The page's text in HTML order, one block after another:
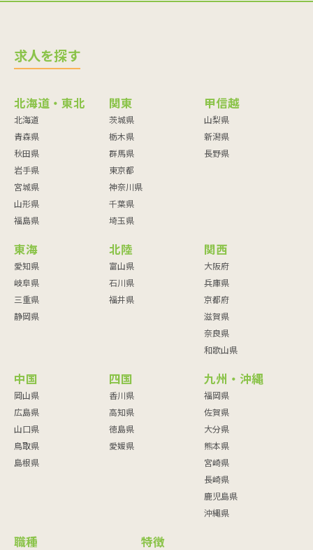
求人を探す
北海道・東北
北海道
青森県
秋田県
岩手県
宮城県
山形県
福島県
関東
茨城県
栃木県
群馬県
東京都
神奈川県
千葉県
埼玉県
甲信越
山梨県
新潟県
長野県
東海
愛知県
岐阜県
三重県
静岡県
北陸
富山県
石川県
福井県
関西
大阪府
兵庫県
京都府
滋賀県
奈良県
和歌山県
中国
岡山県
広島県
山口県
鳥取県
島根県
四国
香川県
高知県
徳島県
愛媛県
九州・沖縄
福岡県
佐賀県
大分県
熊本県
宮崎県
長崎県
鹿児島県
沖縄県
職種 特徴